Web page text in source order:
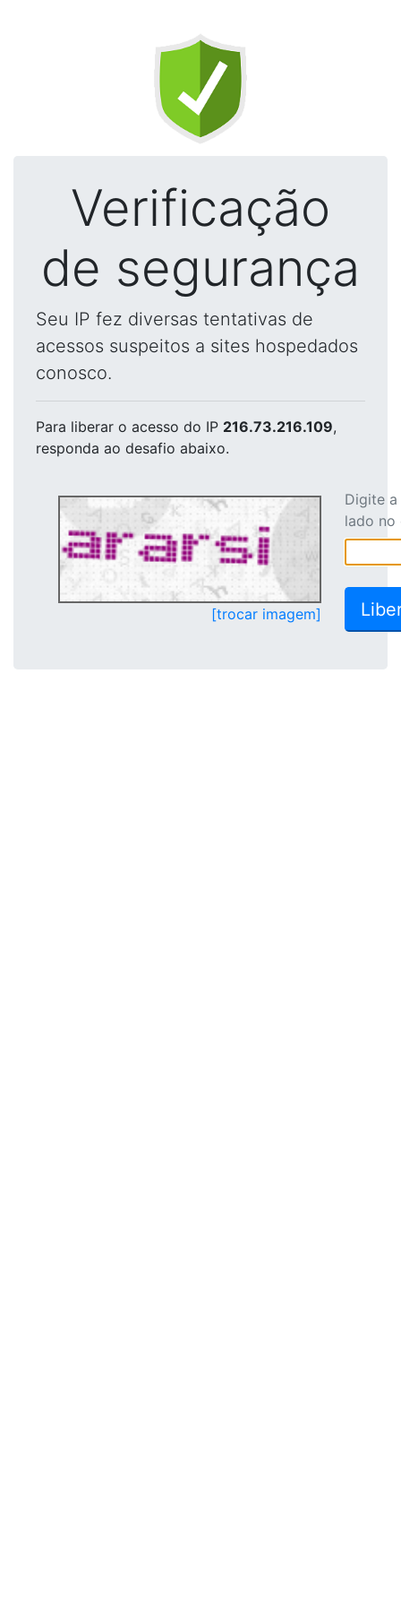
Verificação
de segurança
Seu IP fez diversas tentativas de
acessos suspeitos a sites hospedados
conosco.
Para liberar o acesso do IP 216.73.216.109,
responda ao desafio abaixo.
[trocar imagem]
Digite
lado no